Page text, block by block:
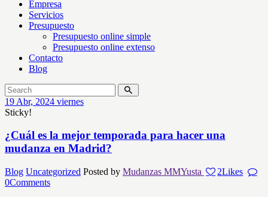
Empresa
Servicios
Presupuesto
Presupuesto online simple
Presupuesto online extenso
Contacto
Blog
19 Abr, 2024 viernes
Sticky!
¿Cuál es la mejor temporada para hacer una
mudanza en Madrid?
Blog Uncategorized Posted by Mudanzas MMYusta 2Likes
0Comments